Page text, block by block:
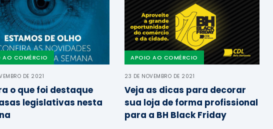
AO COMÉRCIO
DE 2021
o que foi destaque
legislativas nesta
APOIO AO COMÉRCIO
23 DE NOVEMBRO DE 2021
Veja as dicas para decorar
sua loja de forma profissional
para a BH Black Friday